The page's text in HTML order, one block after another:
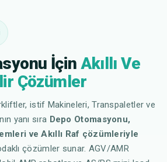
İçin Akıllı Ve
Çözümler
istif Makineleri, Transpaletler ve
yanı sıra Depo Otomasyonu,
ve Akıllı Raf çözümleriyle
çözümler sunar. AGV/AMR